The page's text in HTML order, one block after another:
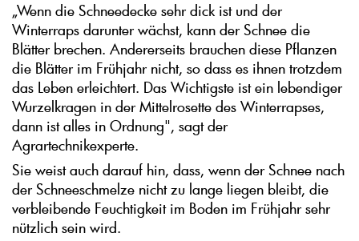
„Wenn die Schneedecke sehr dick ist und der
Winterraps darunter wächst, kann der Schnee die
Blätter brechen. Andererseits brauchen diese Pflanzen
die Blätter im Frühjahr nicht, so dass es ihnen trotzdem
das Leben erleichtert. Das Wichtigste ist ein lebendiger
Wurzelkragen in der Mittelrosette des Winterrapses,
dann ist alles in Ordnung", sagt der
Agrartechnikexperte.
Sie weist auch darauf hin, dass, wenn der Schnee nach
der Schneeschmelze nicht zu lange liegen bleibt, die
verbleibende Feuchtigkeit im Boden im Frühjahr sehr
nützlich sein wird.